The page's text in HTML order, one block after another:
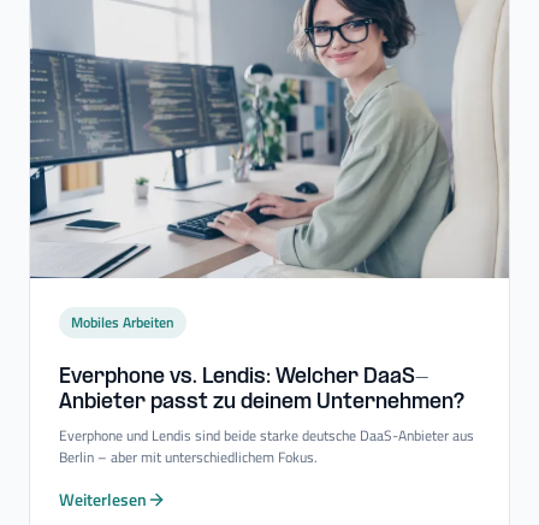
Mobiles Arbeiten
Everphone vs. Lendis: Welcher DaaS-​
Anbieter passt zu deinem Unternehmen?
Everphone und Lendis sind beide starke deutsche DaaS-Anbieter aus
Berlin – aber mit unterschiedlichem Fokus.
Weiterlesen